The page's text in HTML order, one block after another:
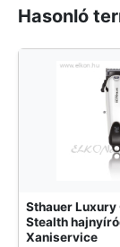
Hasonló
Sthauer Luxury
Stealth
Xaniservice